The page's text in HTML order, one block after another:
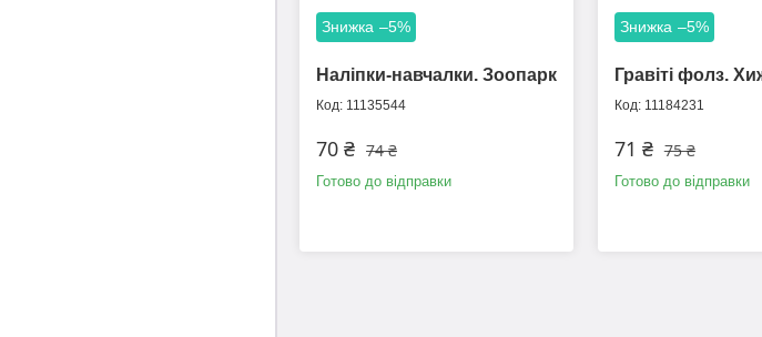
–5%
Наліпки-навчалки. Зоопарк
11135544
74 ₴
70 ₴
Готово до відправки
–5%
Гравіті фолз.
11184231
75 ₴
71 ₴
Готово до відправки